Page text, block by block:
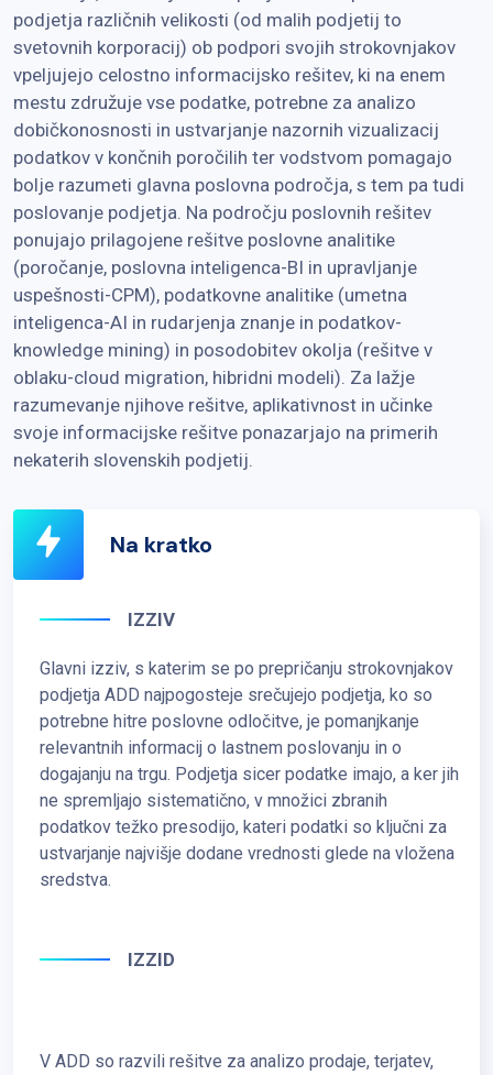
podjetja različnih velikosti (od malih podjetij to
svetovnih korporacij) ob podpori svojih strokovnjakov
vpeljujejo celostno informacijsko rešitev, ki na enem
mestu združuje vse podatke, potrebne za analizo
dobičkonosnosti in ustvarjanje nazornih vizualizacij
podatkov v končnih poročilih ter vodstvom pomagajo
bolje razumeti glavna poslovna področja, s tem pa tudi
poslovanje podjetja. Na področju poslovnih rešitev
ponujajo prilagojene rešitve poslovne analitike
(poročanje, poslovna inteligenca-BI in upravljanje
uspešnosti-CPM), podatkovne analitike (umetna
inteligenca-AI in rudarjenja znanje in podatkov-
knowledge mining) in posodobitev okolja (rešitve v
oblaku-cloud migration, hibridni modeli). Za lažje
razumevanje njihove rešitve, aplikativnost in učinke
svoje informacijske rešitve ponazarjajo na primerih
nekaterih slovenskih podjetij.
Na kratko
IZZIV
Glavni izziv, s katerim se po prepričanju strokovnjakov
podjetja ADD najpogosteje srečujejo podjetja, ko so
potrebne hitre poslovne odločitve, je pomanjkanje
relevantnih informacij o lastnem poslovanju in o
dogajanju na trgu. Podjetja sicer podatke imajo, a ker jih
ne spremljajo sistematično, v množici zbranih
podatkov težko presodijo, kateri podatki so ključni za
ustvarjanje najvišje dodane vrednosti glede na vložena
sredstva.
IZZID
V ADD so razvili rešitve za analizo prodaje, terjatev,